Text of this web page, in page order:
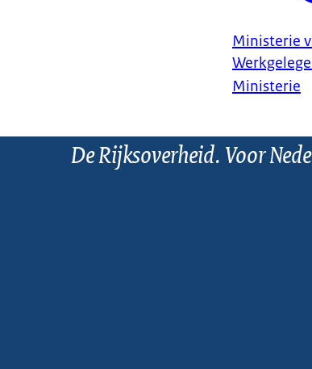
Ministerie
Ministerie
De Rijksoverheid. Voor